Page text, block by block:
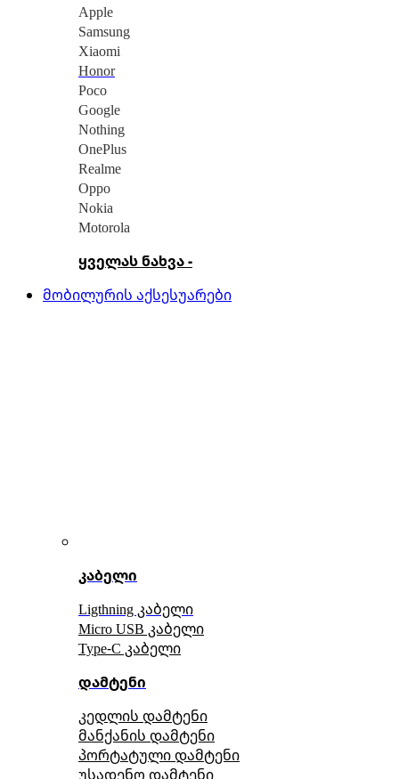
Apple
Samsung
Xiaomi
Honor
Poco
Google
Nothing
OnePlus
Realme
Oppo
Nokia
Motorola
ყველას ნახვა -
მობილურის აქსესუარები
კაბელი
Ligthning კაბელი
Micro USB კაბელი
Type-C კაბელი
დამტენი
კედლის დამტენი
მანქანის დამტენი
პორტატული დამტენი
უსადენო დამტენი